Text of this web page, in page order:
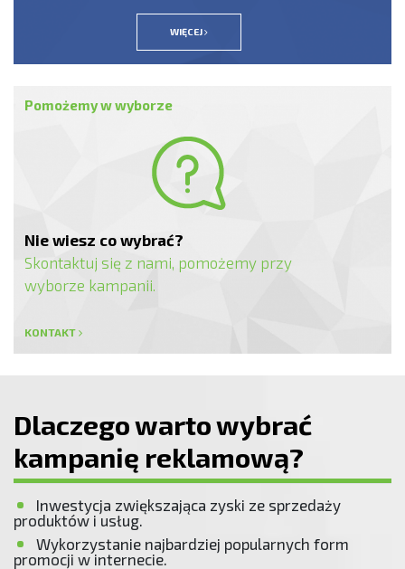
WIĘCEJ
Pomożemy w wyborze
Nie wiesz co wybrać?
Skontaktuj się z nami, pomożemy przy
wyborze kampanii.
KONTAKT
Dlaczego warto wybrać
kampanię reklamową?
Inwestycja zwiększająca zyski ze sprzedaży
produktów i usług.
Wykorzystanie najbardziej popularnych form
promocji w internecie.